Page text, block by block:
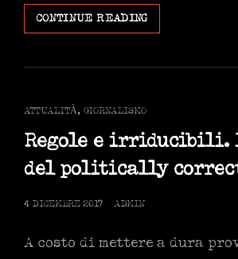
CONTINUE READINGNAPUL’È:
NAPOLI
GLI
CAT
LINKS
ATTUALITÀ, GIORNALISMO
Regole e irriducibili.
del politically
POSTED
4 DICEMBRE 2017 ADMIN
A costo di mettere a dura